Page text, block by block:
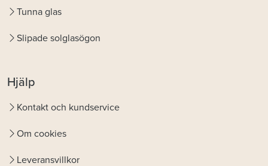
Tunna glas
Slipade solglasögon
Hjälp
Kontakt och kundservice
Om cookies
Leveransvillkor